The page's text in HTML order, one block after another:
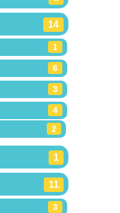
14
1
6
3
4
2
1
11
3